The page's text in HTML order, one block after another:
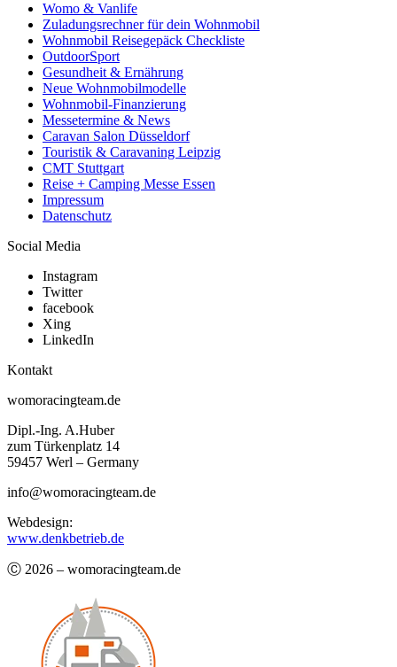
Womo & Vanlife
Zuladungsrechner für dein Wohnmobil
Wohnmobil Reisegepäck Checkliste
OutdoorSport
Gesundheit & Ernährung
Neue Wohnmobilmodelle
Wohnmobil-Finanzierung
Messetermine & News
Caravan Salon Düsseldorf
Touristik & Caravaning Leipzig
CMT Stuttgart
Reise + Camping Messe Essen
Impressum
Datenschutz
Social Media
Instagram
Twitter
facebook
Xing
LinkedIn
Kontakt
womoracingteam.de
Dipl.-Ing. A.Huber
zum Türkenplatz 14
59457 Werl – Germany
info@womoracingteam.de
Webdesign:
www.denkbetrieb.de
Ⓒ 2026 – womoracingteam.de